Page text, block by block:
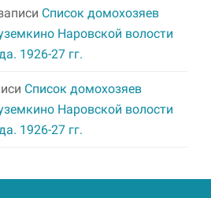
Список домохозяев
Наровской волости
1926-27 гг.
Список домохозяев
Наровской волости
1926-27 гг.